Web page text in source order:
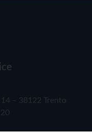
– 38122 Trento